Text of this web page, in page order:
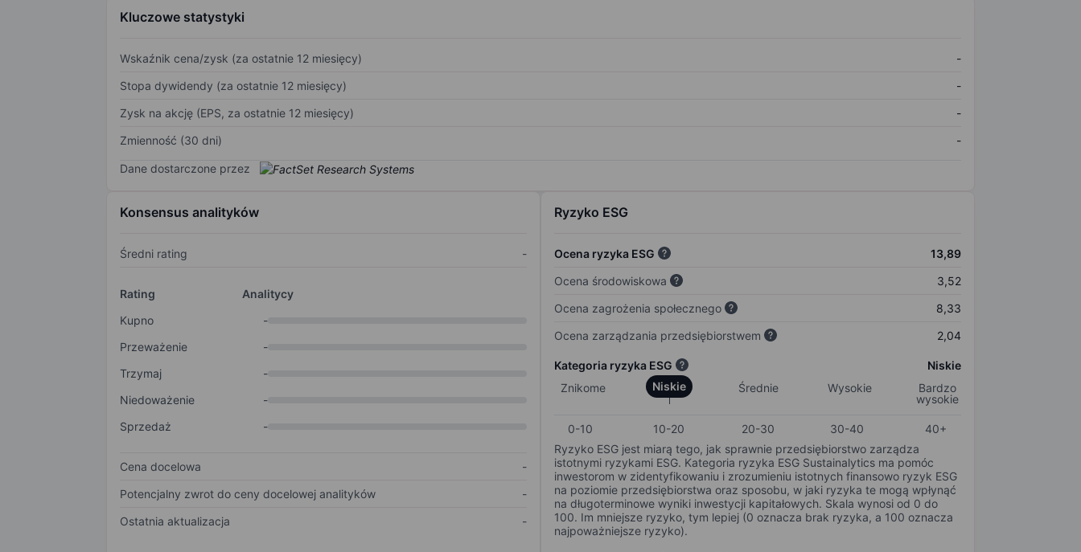
Kluczowe statystyki
Wskaźnik cena/zysk (za ostatnie 12 miesięcy)
-
Stopa dywidendy (za ostatnie 12 miesięcy)
-
Zysk na akcję (EPS, za ostatnie 12 miesięcy)
-
Zmienność (30 dni)
-
Dane dostarczone przez
Konsensus analityków
Średni rating -
Rating
Analitycy
Kupno
-
Przeważenie
-
Trzymaj
-
Niedoważenie
-
Sprzedaż
-
Cena docelowa
-
Potencjalny zwrot do ceny docelowej analityków
-
Ostatnia aktualizacja
-
Ryzyko ESG
Ocena ryzyka ESG
13,89
Ocena środowiskowa
3,52
Ocena zagrożenia społecznego
8,33
Ocena zarządzania przedsiębiorstwem
2,04
Kategoria ryzyka ESG
Niskie
Znikome
Niskie Średnie Wysokie
Bardzo
wysokie
0-10 10-20 20-30 30-40
40+
Ryzyko ESG jest miarą tego, jak sprawnie przedsiębiorstwo zarządza
istotnymi ryzykami ESG. Kategoria ryzyka ESG Sustainalytics ma pomóc
inwestorom w zidentyfikowaniu i zrozumieniu istotnych finansowo ryzyk ESG
na poziomie przedsiębiorstwa oraz sposobu, w jaki ryzyka te mogą wpłynąć
na długoterminowe wyniki inwestycji kapitałowych. Skala wynosi od 0 do
100. Im mniejsze ryzyko, tym lepiej (0 oznacza brak ryzyka, a 100 oznacza
najpoważniejsze ryzyko).